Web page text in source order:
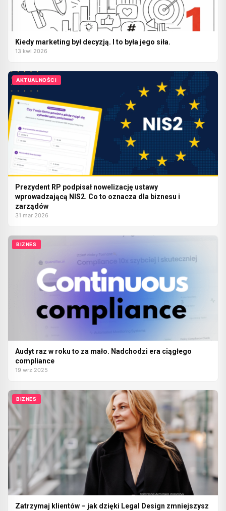
Kiedy marketing był decyzją. I to była jego siła.
13 kwi 2026
AKTUALNOŚCI
Prezydent RP podpisał nowelizację ustawy
wprowadzającą NIS2. Co to oznacza dla biznesu i
zarządów
31 mar 2026
BIZNES
Audyt raz w roku to za mało. Nadchodzi era ciągłego
compliance
19 wrz 2025
BIZNES
Zatrzymaj klientów – jak dzięki Legal Design zmniejszysz